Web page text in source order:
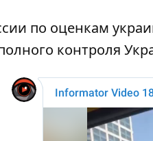
по оценкам
контроля